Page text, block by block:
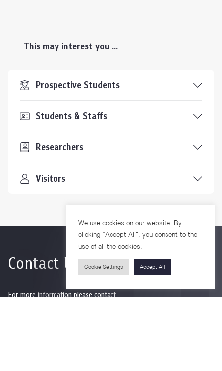
This may interest you ...
Prospective Students
Students & Staffs
Researchers
Visitors
Contact Us
For more information please contact
We use cookies on our website. By
clicking “Accept All”, you consent to the
use of all the cookies.
Cookie Settings Accept All